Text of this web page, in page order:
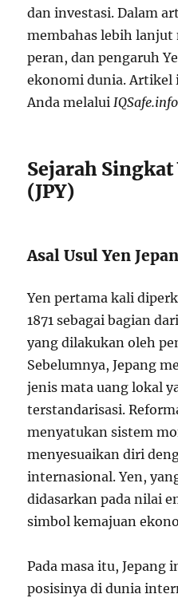
dan investasi. Dalam
membahas lebih lanjut
peran, dan pengaruh
ekonomi dunia.
Anda melaluiIQSafe.info
Sejarah Singkat
(JPY)
Asal Usul Yen
Yen pertama kali
1871 sebagai bagian
yang dilakukan oleh
Sebelumnya, Jepang
jenis mata uang lokal
terstandarisasi.
menyatukan sistem
menyesuaikan diri
internasional. Yen,
didasarkan pada nilai
simbol kemajuan
Pada masa itu, Jepang
posisinya di dunia